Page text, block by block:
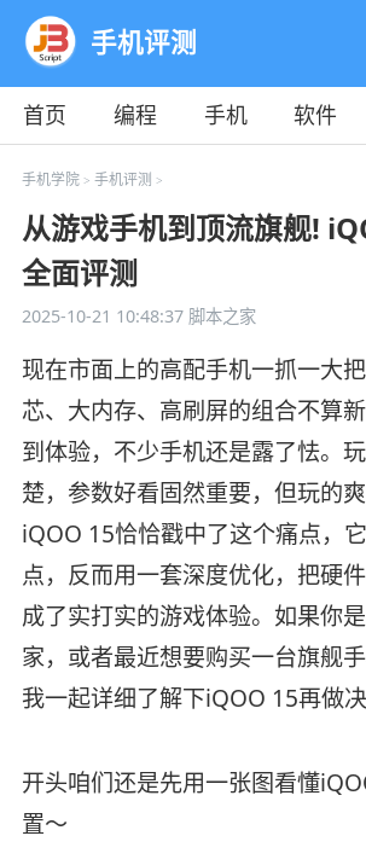
手机评测
首页 编程 手机 软件
教程
平面
手机学院> 手机评测 >
从游戏手机到顶流旗舰!
全面评测
2025-10-21 10:48:37脚本之家
现在市面上的高配手机一抓一大
芯、大内存、高刷屏的组合不算
到体验，不少手机还是露了怯。
楚，参数好看固然重要，但玩的
iQOO 15恰恰戳中了这个痛点，
点，反而用一套深度优化，把硬
成了实打实的游戏体验。如果你
家，或者最近想要购买一台旗舰
我一起详细了解下iQOO 15再做决
开头咱们还是先用一张图看懂
置～